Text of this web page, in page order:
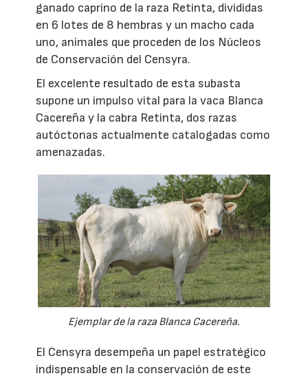
ganado caprino de la raza Retinta, divididas
en 6 lotes de 8 hembras y un macho cada
uno, animales que proceden de los Núcleos
de Conservación del Censyra.
El excelente resultado de esta subasta
supone un impulso vital para la vaca Blanca
Cacereña y la cabra Retinta, dos razas
autóctonas actualmente catalogadas como
amenazadas.
Ejemplar de la raza Blanca Cacereña.
El Censyra desempeña un papel estratégico
indispensable en la conservación de este